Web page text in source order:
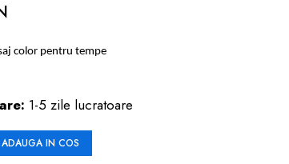
color pentru tempe
1-5 zile lucratoare
ADAUGA IN COS